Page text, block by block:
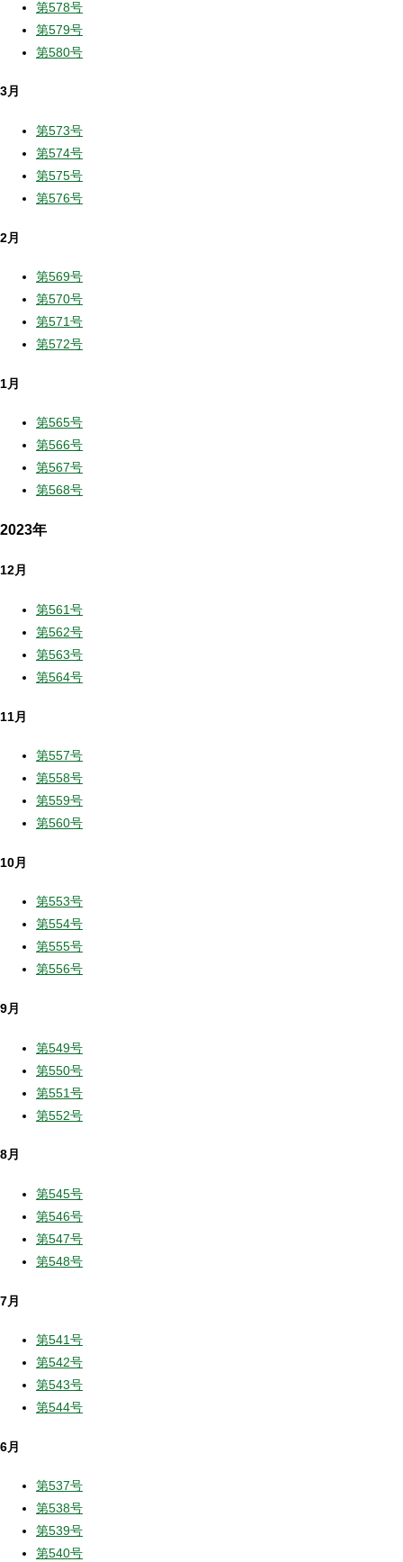
第578号
第579号
第580号
3月
第573号
第574号
第575号
第576号
2月
第569号
第570号
第571号
第572号
1月
第565号
第566号
第567号
第568号
2023年
12月
第561号
第562号
第563号
第564号
11月
第557号
第558号
第559号
第560号
10月
第553号
第554号
第555号
第556号
9月
第549号
第550号
第551号
第552号
8月
第545号
第546号
第547号
第548号
7月
第541号
第542号
第543号
第544号
6月
第537号
第538号
第539号
第540号